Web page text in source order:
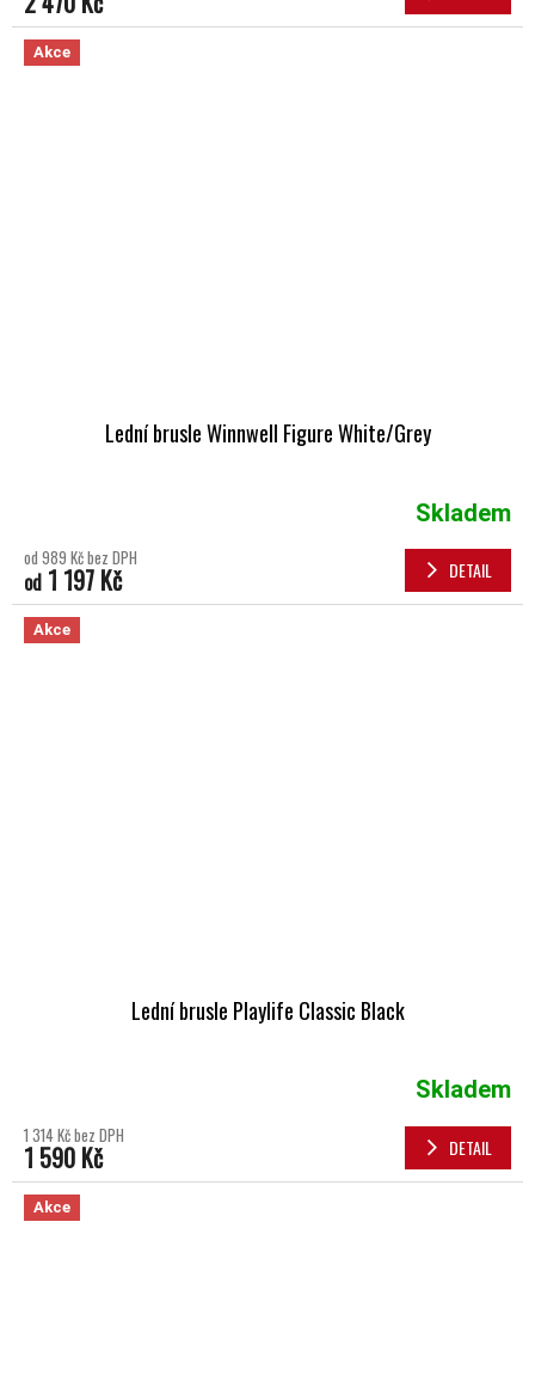
Akce
Lední brusle Winnwell Figure White/Grey
Skladem
od 989 Kč bez DPH
od 1 197 Kč DETAIL
Akce
Lední brusle Playlife Classic Black
Skladem
1 314 Kč bez DPH
1 590 Kč DETAIL
Akce